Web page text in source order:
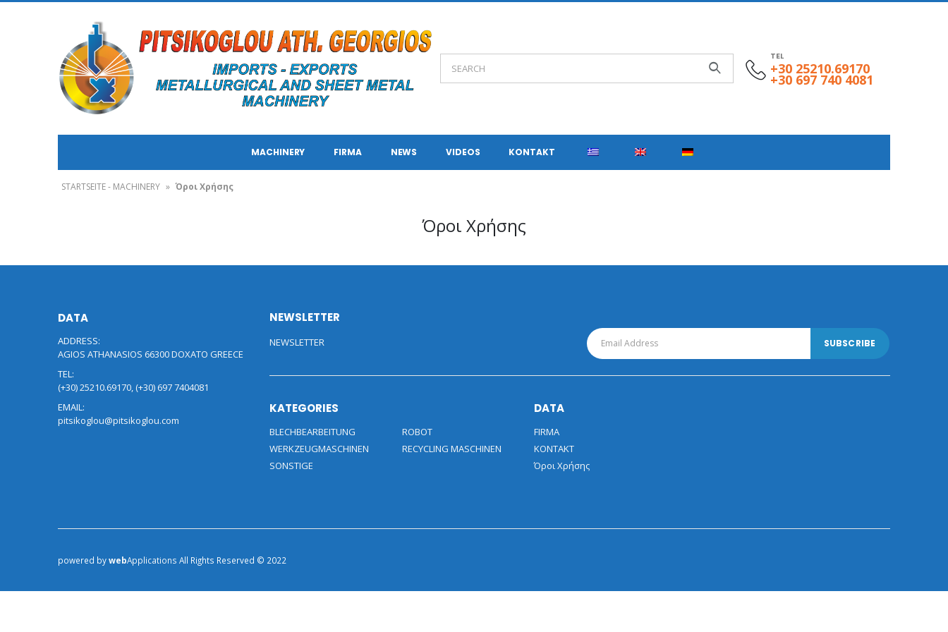
TEL
+30 25210.69170
+30 697 740 4081
MACHINERY FIRMA NEWS VIDEOS KONTAKT
STARTSEITE - MACHINERY » Όροι Χρήσης
Όροι Χρήσης
DATA
ADDRESS:
AGIOS ATHANASIOS 66300 DOXATO GREECE
TEL:
(+30) 25210.69170, (+30) 697 7404081
EMAIL:
pitsikoglou@pitsikoglou.com
NEWSLETTER
NEWSLETTER
KATEGORIES
BLECHBEARBEITUNG
WERKZEUGMASCHINEN
SONSTIGE
ROBOT
RECYCLING MASCHINEN
DATA
FIRMA
KONTAKT
Όροι Χρήσης
powered bywebApplications All Rights Reserved © 2022